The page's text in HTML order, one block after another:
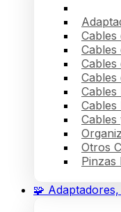
Cables
Cables
Cables
Cables
Cables
Cables
Otros
Pinzas
🧩